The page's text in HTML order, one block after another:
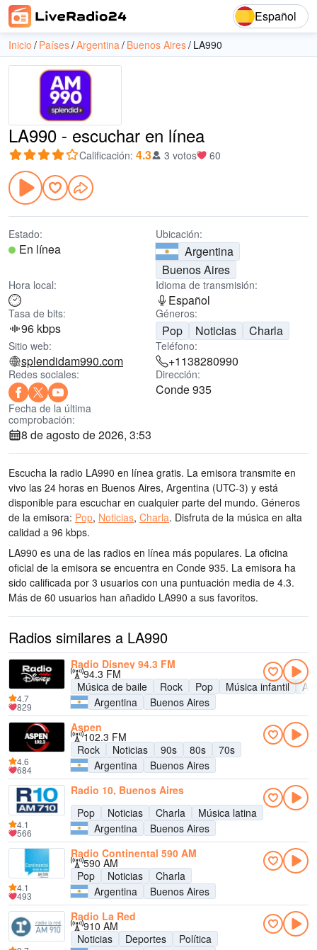
Español
Inicio Países Argentina Buenos Aires LA990
LA990 - escuchar en línea
Calificación: 4.3 3 votos 60
Estado:
En línea
Ubicación:
Argentina
Buenos Aires
Hora local: Idioma de transmisión:
Español
Tasa de bits:
96 kbps
Géneros:
Pop Noticias Charla
Sitio web:
splendidam990.com
Teléfono:
+1138280990
Redes sociales: Dirección:
Conde 935
Fecha de la última
comprobación:
8 de agosto de 2026, 3:53
Escucha la radio LA990 en línea gratis. La emisora transmite en
vivo las 24 horas en Buenos Aires, Argentina (UTC-3) y está
disponible para escuchar en cualquier parte del mundo. Géneros
de la emisora: Pop, Noticias, Charla. Disfruta de la música en alta
calidad a 96 kbps.
LA990 es una de las radios en línea más populares. La oficina
oficial de la emisora se encuentra en Conde 935. La emisora ha
sido calificada por 3 usuarios con una puntuación media de 4.3.
Más de 60 usuarios han añadido LA990 a sus favoritos.
Radios similares a LA990
Radio Disney 94.3 FM
94.3 FM
Música de baile
Rock Pop Música infantil
Argentina
Buenos Aires
4.7
829
Aspen
102.3 FM
Rock
Noticias 90s 80s
70s
Argentina
Buenos Aires
4.6
684
Radio 10, Buenos Aires
Pop
Noticias Charla
Música latina
Argentina
Buenos Aires
4.1
566
Radio Continental 590 AM
590 AM
Pop
Noticias
Charla
Argentina
Buenos Aires
4.1
493
Radio La Red
910 AM
Noticias
Deportes
Política